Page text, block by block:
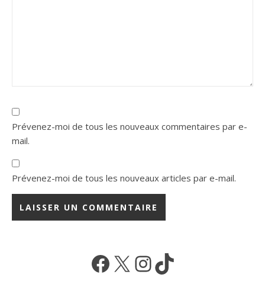
Prévenez-moi de tous les nouveaux commentaires par e-
mail.
Prévenez-moi de tous les nouveaux articles par e-mail.
Facebook
X Instagram
TikTok